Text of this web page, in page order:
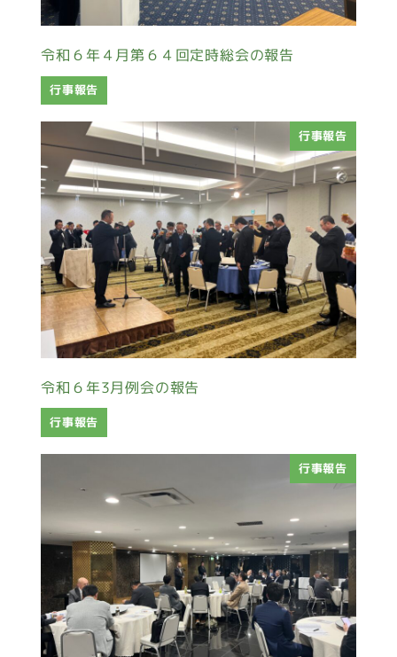
令和６年４月第６４回定時総会の報告
行事報告
行事報告
令和６年3月例会の報告
行事報告
行事報告